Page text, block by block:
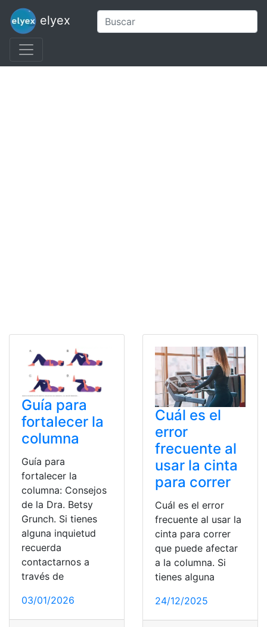
elyex
Guía para
fortalecer la
columna
Guía para
fortalecer la
columna: Consejos
de la Dra. Betsy
Grunch. Si tienes
alguna inquietud
recuerda
contactarnos a
través de
03/01/2026
Cuál es el
error
frecuente al
usar la cinta
para correr
Cuál es el error
frecuente al usar la
cinta para correr
que puede afectar
a la columna. Si
tienes alguna
24/12/2025